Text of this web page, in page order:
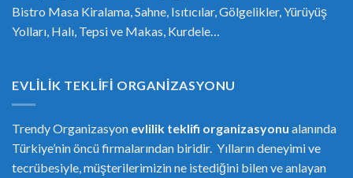
Bistro Masa Kiralama, Sahne, Isıtıcılar, Gölgelikler, Yürüyüş
Yolları, Halı, Tepsi ve Makas, Kurdele…
EVLILIK TEKLIFI ORGANIZASYONU
Trendy Organizasyon evlilik teklifi organizasyonu alanında
Türkiye’nin öncü firmalarından biridir. Yılların deneyimi ve
tecrübesiyle, müşterilerimizin ne istediğini bilen ve anlayan